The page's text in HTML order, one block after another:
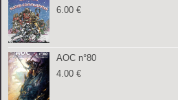
6.00€
AOC n°80
4.00€